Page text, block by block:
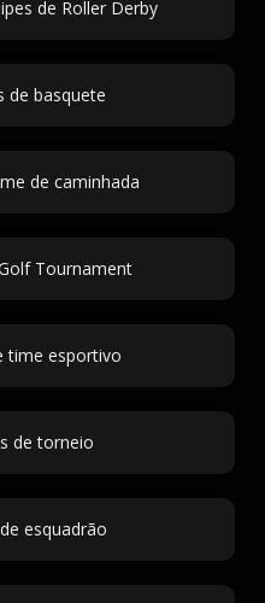
de Roller Derby
de basquete
de caminhada
Tournament
time esportivo
de torneio
esquadrão